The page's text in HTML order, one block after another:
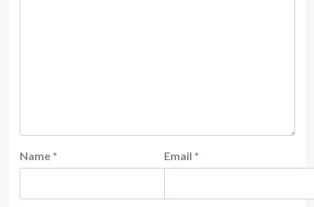
Name * Email *